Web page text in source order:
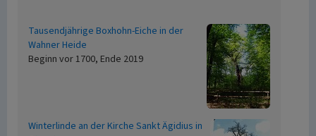
Tausendjährige Boxhohn-Eiche in der
Wahner Heide
Beginn vor 1700, Ende 2019
Winterlinde an der Kirche Sankt Ägidius in